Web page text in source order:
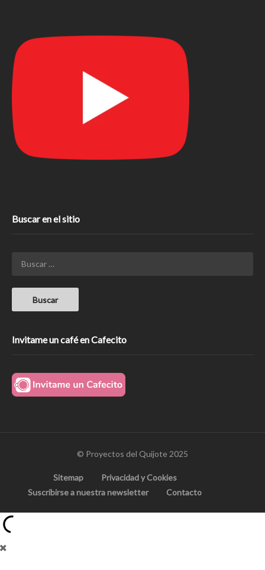
Buscar en el sitio
Invitame un café en Cafecito
© Proyectos del Quijote 2025
Sitemap
Privacidad y Cookies
Suscribirse a nuestra newsletter
Contacto